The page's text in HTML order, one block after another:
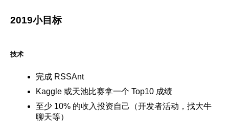
2019小目标
技术
完成 RSSAnt
Kaggle 或天池比赛拿一个 Top10 成绩
至少 10% 的收入投资自己（开发者活动，找大牛
聊天等）